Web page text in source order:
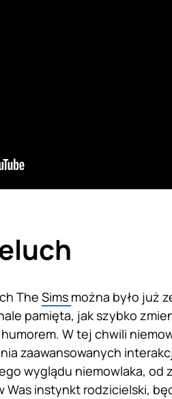
The Sims można było już
pamięta, jak szybko
W tej chwili
zaawansowanych
wyglądu niemowlaka,
Was instynkt rodzicielski,